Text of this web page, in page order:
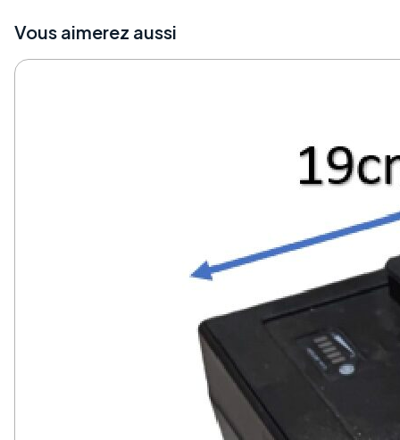
Vous aimerez aussi